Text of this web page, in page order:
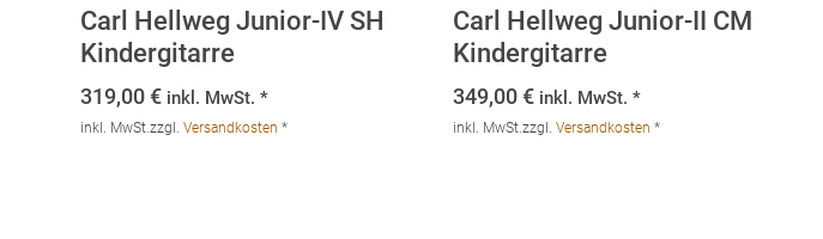
Carl Hellweg Junior-IV SH
Kindergitarre
319,00€ inkl. MwSt. *
inkl. MwSt.zzgl.Versandkosten *
Carl Hellweg Junior-II CM
Kindergitarre
349,00€ inkl. MwSt. *
inkl. MwSt.zzgl. Versandkosten *